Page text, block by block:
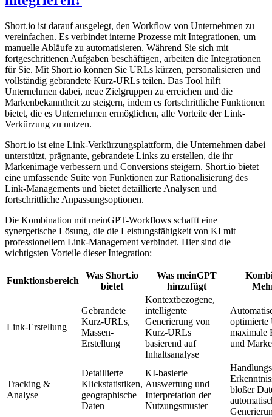
Short.io ist darauf ausgelegt, den Workflow von Unternehmen zu
vereinfachen. Es verbindet interne Prozesse mit Integrationen, um
manuelle Abläufe zu automatisieren. Während Sie sich mit
fortgeschrittenen Aufgaben beschäftigen, arbeiten die Integrationen
für Sie. Mit Short.io können Sie URLs kürzen, personalisieren und
vollständig gebrandete Kurz-URLs teilen. Das Tool hilft
Unternehmen dabei, neue Zielgruppen zu erreichen und die
Markenbekanntheit zu steigern, indem es fortschrittliche Funktionen
bietet, die es Unternehmen ermöglichen, alle Vorteile der Link-
Verkürzung zu nutzen.
Short.io ist eine Link-Verkürzungsplattform, die Unternehmen dabei
unterstützt, prägnante, gebrandete Links zu erstellen, die ihr
Markenimage verbessern und Conversions steigern. Short.io bietet
eine umfassende Suite von Funktionen zur Rationalisierung des
Link-Managements und bietet detaillierte Analysen und
fortschrittliche Anpassungsoptionen.
Die Kombination mit meinGPT-Workflows schafft eine
synergetische Lösung, die die Leistungsfähigkeit von KI mit
professionellem Link-Management verbindet. Hier sind die
wichtigsten Vorteile dieser Integration:
Funktionsbereich
Was Short.io
bietet
Was meinGPT
hinzufügt
Link-Erstellung
Gebrandete
Kurz-URLs,
Massen-
Erstellung
Kontextbezogene,
intelligente
Generierung von
Kurz-URLs
basierend auf
Inhaltsanalyse
maximale
und
Tracking &
Analyse
Detaillierte
Klickstatistiken,
geographische
Daten
KI-basierte
Auswertung und
Interpretation der
Nutzungsmuster
bloßer